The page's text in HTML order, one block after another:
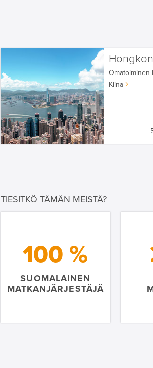
Omatoiminen
Kiina
TIESITKÖ TÄMÄN MEISTÄ?
100 %
SUOMALAINEN
MATKANJÄRJESTÄJÄ